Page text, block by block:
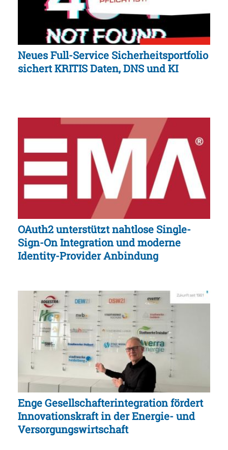
Neues Full-Service Sicherheitsportfolio
sichert KRITIS Daten, DNS und KI
OAuth2 unterstützt nahtlose Single-
Sign-On Integration und moderne
Identity-Provider Anbindung
Enge Gesellschafterintegration fördert
Innovationskraft in der Energie- und
Versorgungswirtschaft